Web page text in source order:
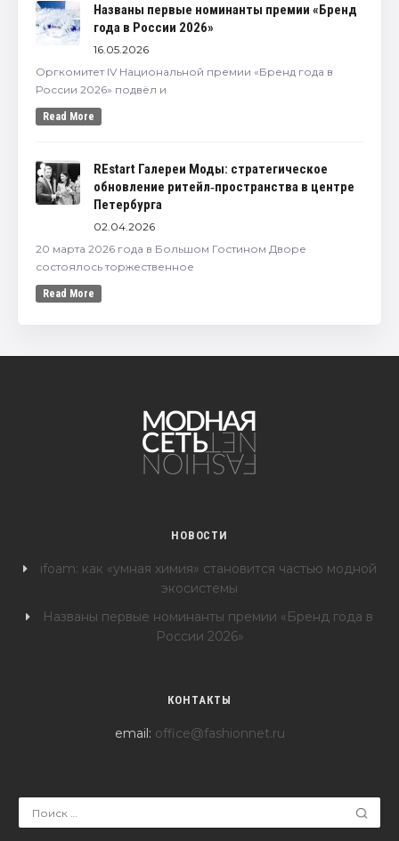
Названы первые номинанты премии «Бренд
года в России 2026»
16.05.2026
Оргкомитет IV Национальной премии «Бренд года в
России 2026» подвёл и
Read More
REstart Галереи Моды: стратегическое
обновление ритейл‑пространства в центре
Петербурга
02.04.2026
20 марта 2026 года в Большом Гостином Дворе
состоялось торжественное
Read More
НОВОСТИ
ifoam: как «умная химия» становится частью модной
экосистемы
Названы первые номинанты премии «Бренд года в
России 2026»
КОНТАКТЫ
email: office@fashionnet.ru